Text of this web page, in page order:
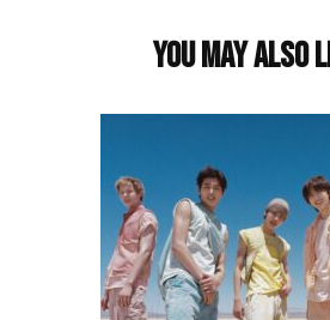
You may also